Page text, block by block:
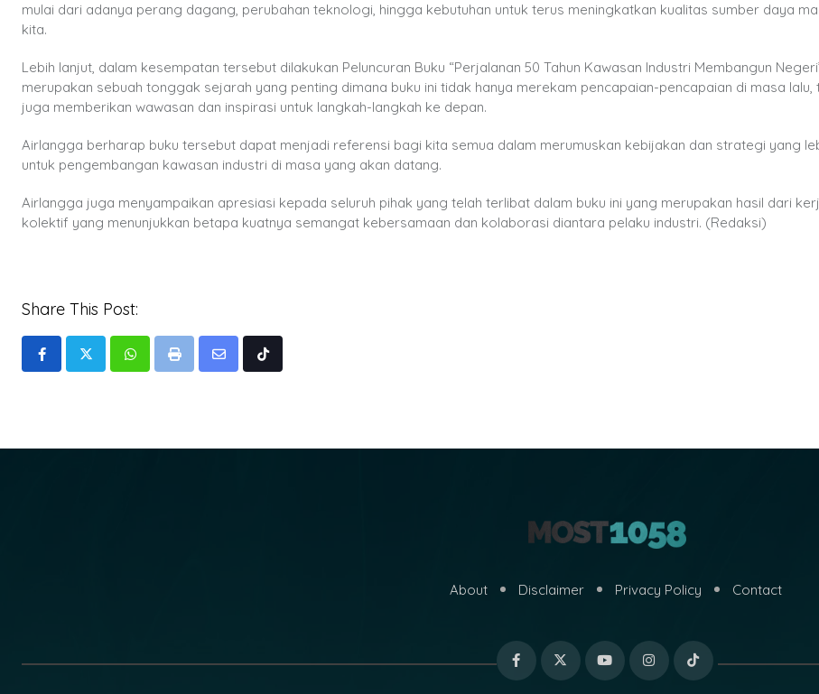
mulai dari adanya perang dagang, perubahan teknologi, hingga kebutuhan untuk terus meningkatkan kualitas sumber daya
kita.
Lebih lanjut, dalam kesempatan tersebut dilakukan Peluncuran Buku “Perjalanan 50 Tahun Kawasan Industri Membangun
merupakan sebuah tonggak sejarah yang penting dimana buku ini tidak hanya merekam pencapaian-pencapaian di masa lalu,
juga memberikan wawasan dan inspirasi untuk langkah-langkah ke depan.
Airlangga berharap buku tersebut dapat menjadi referensi bagi kita semua dalam merumuskan kebijakan dan strategi yang
untuk pengembangan kawasan industri di masa yang akan datang.
Airlangga juga menyampaikan apresiasi kepada seluruh pihak yang telah terlibat dalam buku ini yang merupakan hasil dari
kolektif yang menunjukkan betapa kuatnya semangat kebersamaan dan kolaborasi diantara pelaku industri. (Redaksi)
Share This Post:
WhatsappPrint
Share
Tiktok
About Disclaimer Privacy Policy Contact